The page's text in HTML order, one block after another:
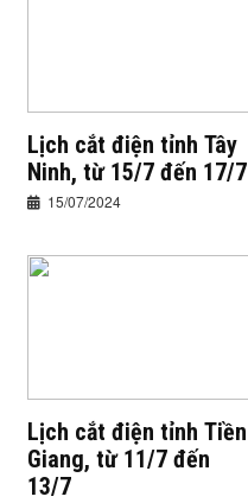
Lịch cắt điện tỉnh Tây
Ninh, từ 15/7 đến 17/7
15/07/2024
Lịch cắt điện tỉnh Tiền
Giang, từ 11/7 đến
13/7